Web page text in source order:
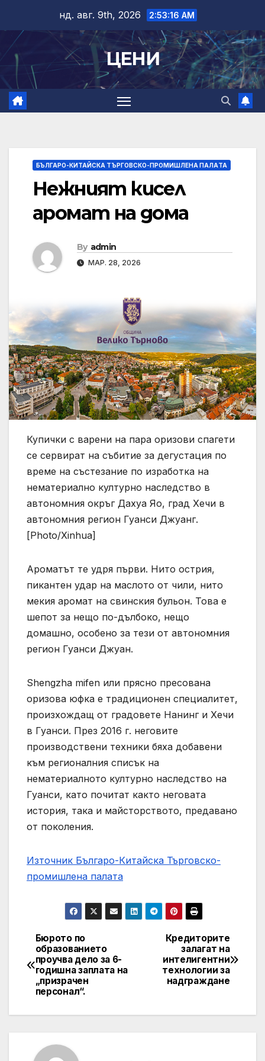
content
нд. авг. 9th, 2026 2:53:16 AM
ЦЕНИ
БЪЛГАРО-КИТАЙСКА ТЪРГОВСКО-ПРОМИШЛЕНА ПАЛAТА
Нежният кисел
аромат на дома
By admin
МАР. 28, 2026
Купички с варени на пара оризови спагети
се сервират на събитие за дегустация по
време на състезание по изработка на
нематериално културно наследство в
автономния окръг Дахуа Яо, град Хечи в
автономния регион Гуанси Джуанг.
[Photo/Xinhua]
Ароматът те удря първи. Нито острия,
пикантен удар на маслото от чили, нито
мекия аромат на свинския бульон. Това е
шепот за нещо по-дълбоко, нещо
домашно, особено за тези от автономния
регион Гуанси Джуан.
Shengzha mifen или прясно пресована
оризова юфка е традиционен специалитет,
произхождащ от градовете Нанинг и Хечи
в Гуанси. През 2016 г. неговите
производствени техники бяха добавени
към регионалния списък на
нематериалното културно наследство на
Гуанси, като почитат както неговата
история, така и майсторството, предавано
от поколения.
Източник Българо-Китайска Търговско-
промишлена палaта
Навигация
Кредиторите
залагат на
интелигентни
технологии за
надграждане
Бюрото по
образованието
проучва дело за 6-
годишна заплата на
„призрачен
персонал“.